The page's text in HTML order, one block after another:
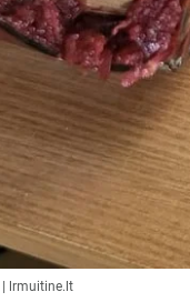
| lrmuitine.lt